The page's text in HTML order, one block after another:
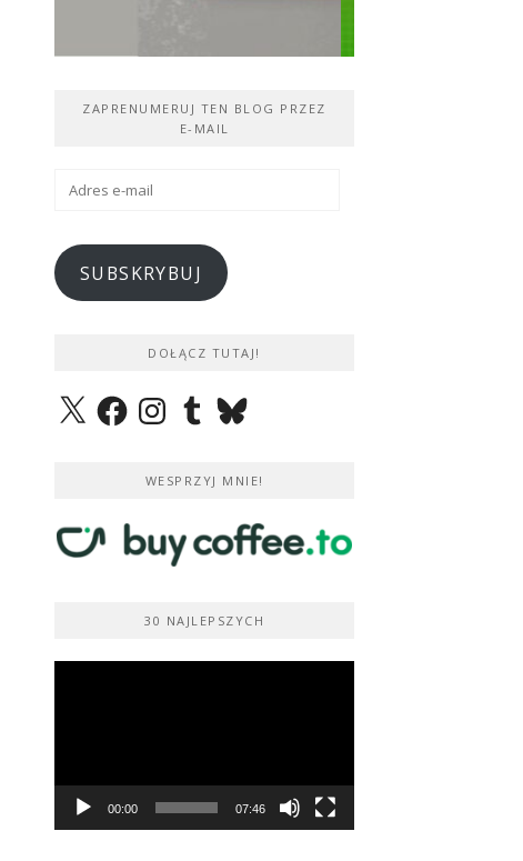
ZAPRENUMERUJ TEN BLOG PRZEZ
E-MAIL
Adres
SUBSKRYBUJ
DOŁĄCZ TUTAJ!
X FacebookInstagramTumblrBluesky
WESPRZYJ MNIE!
30 NAJLEPSZYCH
00:00 07:46